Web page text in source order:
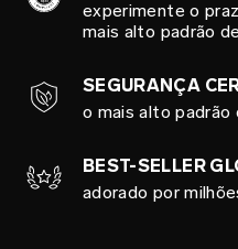
experimente o
mais alto padrão
SEGURANÇA
o mais alto padrão
BEST-SELLER
adorado por